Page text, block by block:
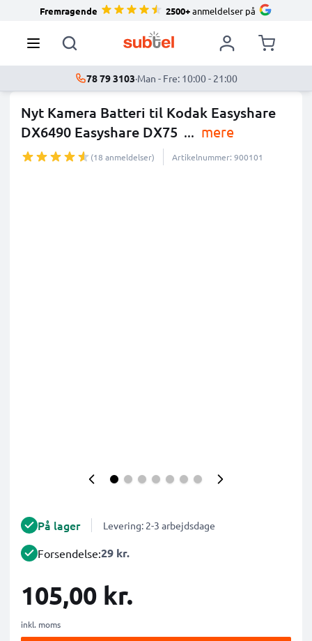
Fremragende 2500+anmeldelser på
78 79 3103·Man - Fre: 10:00 - 21:00
Nyt Kamera Batteri til Kodak Easyshare
DX6490 Easyshare DX75 ... mere
(18 anmeldelser) Artikelnummer: 900101
På lager Levering: 2-3 arbejdsdage
Forsendelse:29 kr.
105,00 kr.
inkl. moms